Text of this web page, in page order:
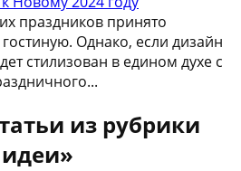
праздников принято
Однако, если дизайн
стилизован в едином духе с
из рубрики